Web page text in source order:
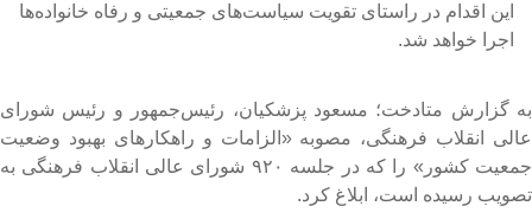
این اقدام در راستای تقویت سیاست‌های جمعیتی و رفاه خانواده‌ها
اجرا خواهد شد.
گزارش متادخت؛ مسعود پزشکیان، رئیس‌جمهور و رئیس شورای
انقلاب فرهنگی، مصوبه «الزامات و راهکارهای بهبود وضعیت
جمعیت کشور» را که در جلسه ۹۲۰ شورای عالی انقلاب فرهنگی به
رسیده است، ابلاغ کرد.